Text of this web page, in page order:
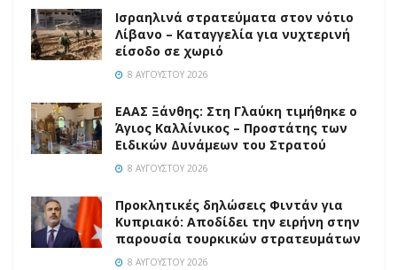
Ισραηλινά στρατεύματα στον νότιο
Λίβανο – Καταγγελία για νυχτερινή
είσοδο σε χωριό
8 ΑΥΓΟΎΣΤΟΥ 2026
EAAΣ Ξάνθης: Στη Γλαύκη τιμήθηκε ο
Άγιος Καλλίνικος – Προστάτης των
Ειδικών Δυνάμεων του Στρατού
8 ΑΥΓΟΎΣΤΟΥ 2026
Προκλητικές δηλώσεις Φιντάν για
Κυπριακό: Αποδίδει την ειρήνη στην
παρουσία τουρκικών στρατευμάτων
8 ΑΥΓΟΎΣΤΟΥ 2026